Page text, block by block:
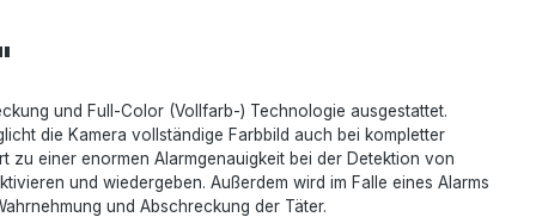
und Full-Color (Vollfarb-) Technologie ausgestattet.
die Kamera vollständige Farbbild auch bei kompletter
zu einer enormen Alarmgenauigkeit bei der Detektion von
und wiedergeben. Außerdem wird im Falle eines Alarms
und Abschreckung der Täter.